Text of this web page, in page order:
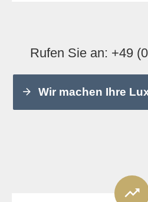
Rufen Sie an: +49
Wir machen Ihre